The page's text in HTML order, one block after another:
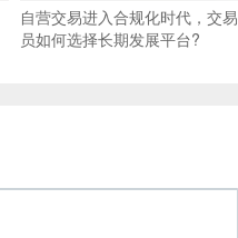
自营交易进入合规化时代，交易
员如何选择长期发展平台?